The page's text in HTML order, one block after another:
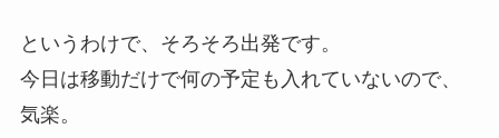
というわけで、そろそろ出発です。
今日は移動だけで何の予定も入れていないので、
気楽。